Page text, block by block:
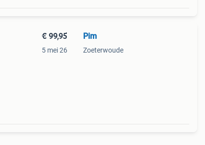
€ 99,95
5 mei 26
Pim
Zoeterwoude